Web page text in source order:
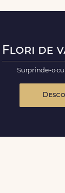
Flori de
Surprinde-o cu